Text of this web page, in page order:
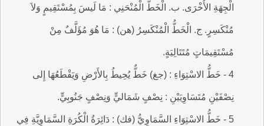
الْجِهَةِ الأُخْرَى. ب. الْخَطُّ الْمُنْحَنِي : مَا لَيسَ بِمُسْتَقِيمٍ وَلاَ
مُنْكَسِرٍ. ج. الْخَطُّ الْمُنْكَسِرُ (هن) : مَا هُوَ مُؤَلَّفٌ مِنْ
مُسْتَقِيمَاتٍ مُتَتَالِيَةٍ.
4 - خَطُّ الاسْتِوَاءِ : (جغ) خَطٌّ يُحِيطُ بِالأَرْضِ وَيَقْطَعُهَا إِلى
نِصْفَيْنِ مُتَسَاوِيَيْنِ : نِصْفٍ شَمَاليٍّ وَنِصْفٍ جَنُوبِيٍّ.
5 - خَطُّ الاسْتِوَاءِ السَّمَاوِيُّ (فك) : دَائِرَةُ الْكُرَةِ السَّمَاوِيَّةِ فِي